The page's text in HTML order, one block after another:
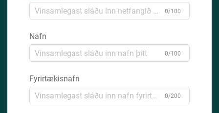
0/100
Nafn
0/100
Fyrirtækisnafn
0/200